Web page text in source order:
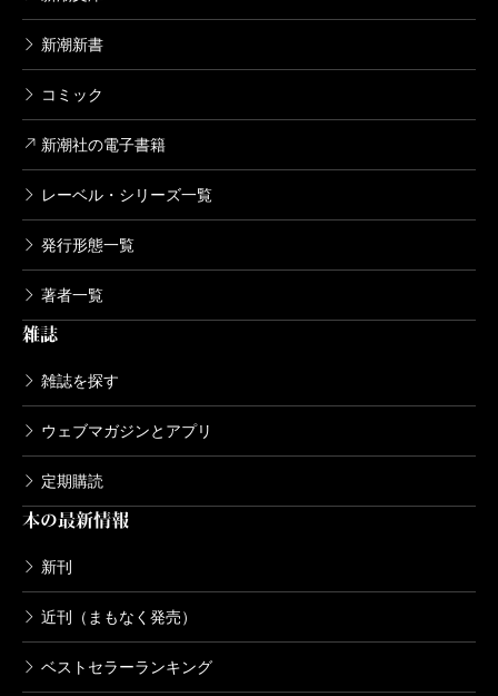
新潮新書
コミック
新潮社の電子書籍
レーベル・シリーズ一覧
発行形態一覧
著者一覧
雑誌
雑誌を探す
ウェブマガジンとアプリ
定期購読
本の最新情報
新刊
近刊（まもなく発売）
ベストセラーランキング